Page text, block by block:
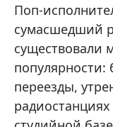
Поп-
сумасшедший
существовали
переезды,